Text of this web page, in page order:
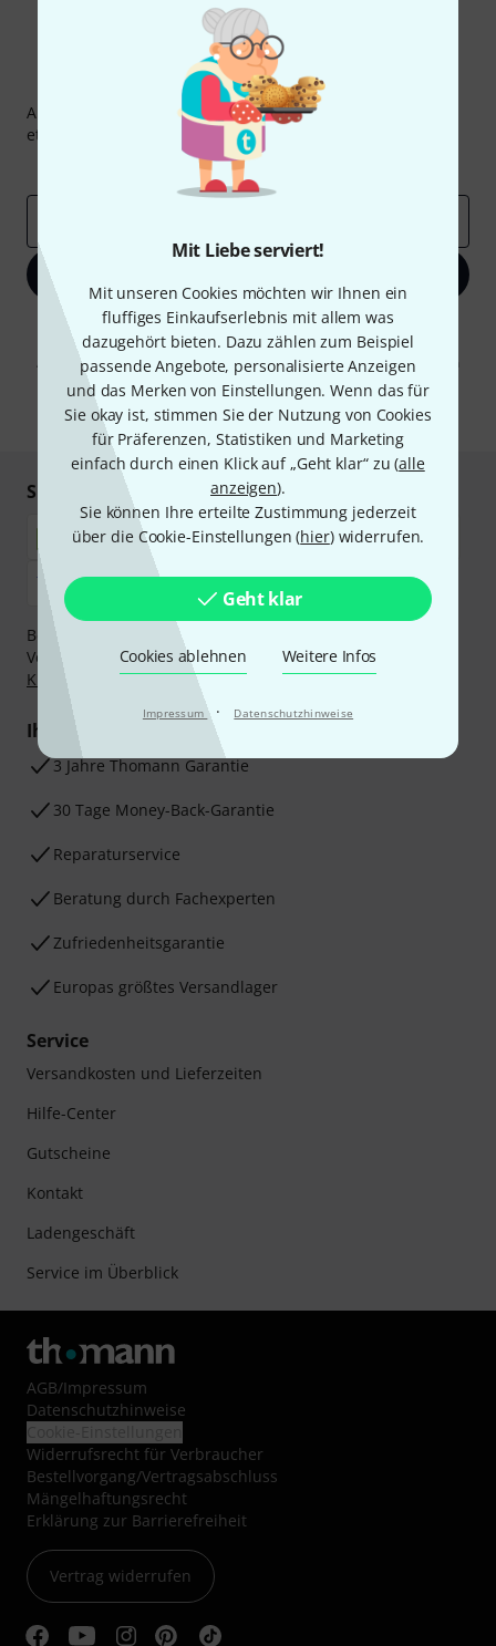
Mit Liebe serviert!
Mit unseren Cookies möchten wir Ihnen ein
fluffiges Einkaufserlebnis mit allem was
dazugehört bieten. Dazu zählen zum Beispiel
passende Angebote, personalisierte Anzeigen
und das Merken von Einstellungen. Wenn das für
Sie okay ist, stimmen Sie der Nutzung von Cookies
für Präferenzen, Statistiken und Marketing
einfach durch einen Klick auf „Geht klar“ zu (alle
anzeigen).
Sie können Ihre erteilte Zustimmung jederzeit
über die Cookie-Einstellungen (hier) widerrufen.
Geht klar
Cookies ablehnen Weitere Infos
Impressum · Datenschutzhinweise
Thomann Newsletter
Abonniere den Thomann Newsletter und gewinne mit
etwas Glück einen von
50 Gutscheinen
Inspirierende Beiträge
Deals
Mit Klick auf „Jetzt anmelden“ stimmen Sie dem Erhalt von E-Mail-
Werbung und einer Messung des E-Mail-Nutzungsverhaltens zu. Die
Abmeldung ist jederzeit möglich. Weitere Informationen finden Sie in
unseren
Datenschutzhinweisen
* Pflichtfeld
Sicher einkaufen & bezahlen
Bezahlen Sie vertraulich und sicher per Nachnahme,
Vorkasse, PayPal, Amazon Pay,
Klarna Sofort bezahlen
Klarna Ratenzahlungoder Kreditkarte.
Ihre Vorteile
3 Jahre Thomann Garantie
30 Tage Money-Back-Garantie
Reparaturservice
Beratung durch Fachexperten
Zufriedenheitsgarantie
Europas größtes Versandlager
Service
Versandkosten und Lieferzeiten
Hilfe-Center
Gutscheine
Kontakt
Ladengeschäft
Service im Überblick
AGB/Impressum
Datenschutzhinweise
Widerrufsrecht für Verbraucher
Bestellvorgang/Vertragsabschluss
Mängelhaftungsrecht
Erklärung zur Barrierefreiheit
Vertrag widerrufen